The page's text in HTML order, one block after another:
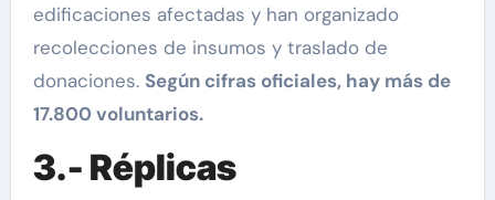
edificaciones afectadas y han organizado
recolecciones de insumos y traslado de
donaciones. Según cifras oficiales, hay más de
17.800 voluntarios.
3.- Réplicas